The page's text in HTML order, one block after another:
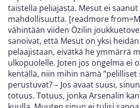
taistella peliajasta. Mesut ei saanut
mahdollisuutta. [readmore
vähintään viiden Özilin
sanoivat, että Mesut on yksi
pelaajistaan, eivätkä he ymmärrä
ulkopuolelle. Joten jos ongelma ei
kentällä, niin mihin nämä ”pelilliset
perustuvat? – Jos avaat suusi,
totuus. Totuus, jonka Arsenalin